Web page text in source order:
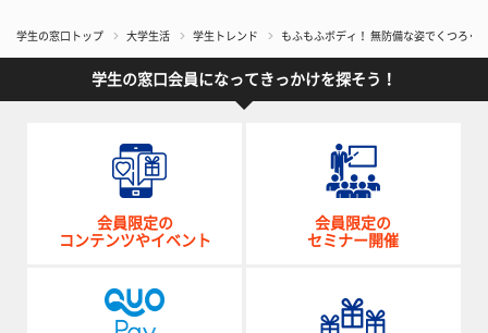
学生の窓口トップ 大学生活 学生トレンド もふもふボディ！ 無防備な姿でくつろぐ
学生の窓口会員になってきっかけを探そう！
会員限定の
コンテンツやイベント
会員限定の
セミナー開催